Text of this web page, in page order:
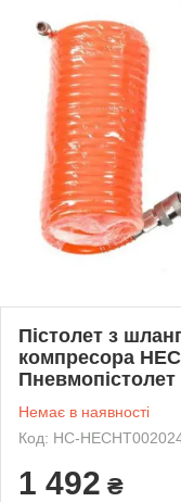
Пістолет з
компресора
Немає в наявності
Код: HC-
1 492 ₴